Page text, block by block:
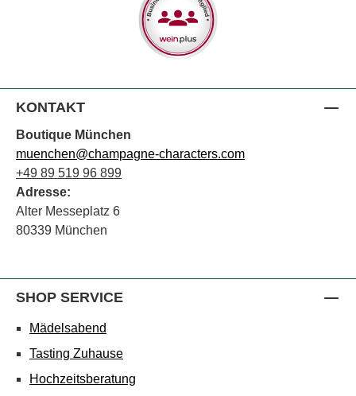
KONTAKT
Boutique München
muenchen@champagne-characters.com
+49 89 519 96 899
Adresse:
Alter Messeplatz 6
80339 München
SHOP SERVICE
Mädelsabend
Tasting Zuhause
Hochzeitsberatung